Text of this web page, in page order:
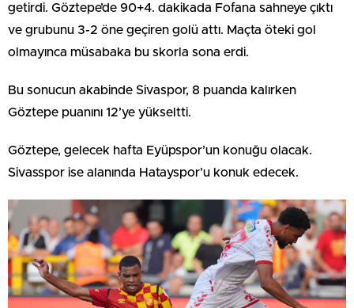
getirdi. Göztepe’de 90+4. dakikada Fofana sahneye çıktı
ve grubunu 3-2 öne geçiren golü attı. Maçta öteki gol
olmayınca müsabaka bu skorla sona erdi.
Bu sonucun akabinde Sivaspor, 8 puanda kalırken
Göztepe puanını 12’ye yükseltti.
Göztepe, gelecek hafta Eyüpspor’un konuğu olacak.
Sivasspor ise alanında Hatayspor’u konuk edecek.